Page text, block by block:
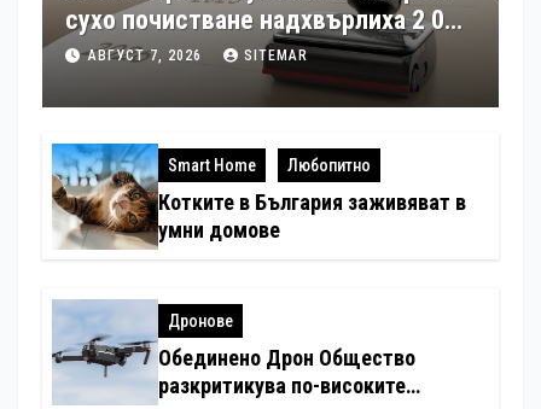
сухо почистване надхвърлиха 2 000
патентни заявки в световен мащаб
АВГУСТ 7, 2026 SITEMAR
Smart Home Любопитно
Котките в България заживяват в
умни домове
Дронове
Обединено Дрон Общество
разкритикува по-високите